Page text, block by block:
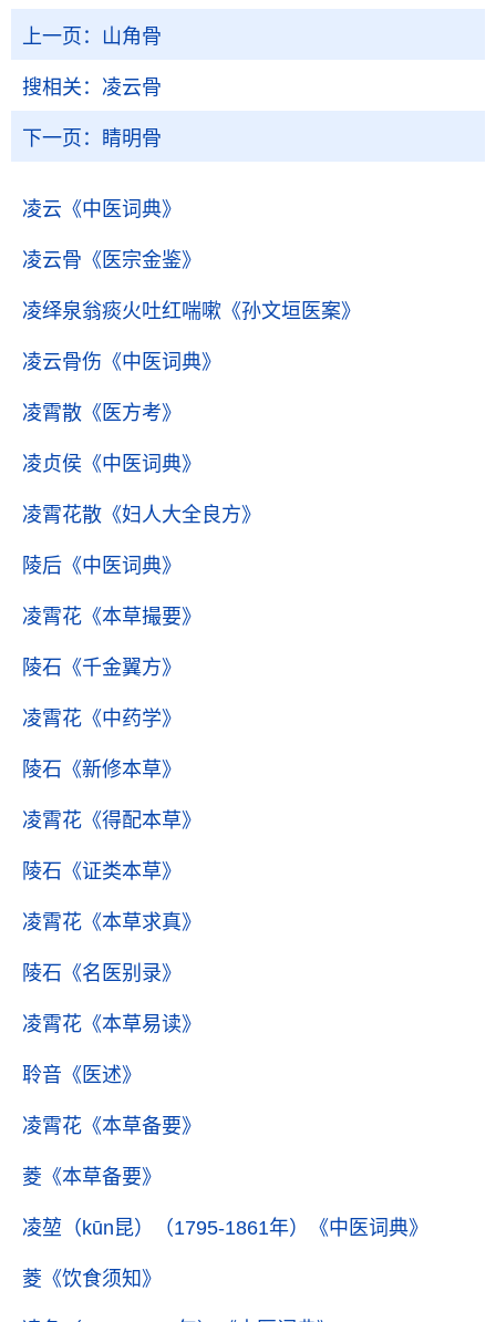
上一页： 山角骨
搜相关： 凌云骨
下一页： 睛明骨
凌云 《中医词典》
凌云骨 《医宗金鉴》
凌绎泉翁痰火吐红喘嗽 《孙文垣医案》
凌云骨伤 《中医词典》
凌霄散 《医方考》
凌贞侯 《中医词典》
凌霄花散 《妇人大全良方》
陵后 《中医词典》
凌霄花 《本草撮要》
陵石 《千金翼方》
凌霄花 《中药学》
陵石 《新修本草》
凌霄花 《得配本草》
陵石 《证类本草》
凌霄花 《本草求真》
陵石 《名医别录》
凌霄花 《本草易读》
聆音 《医述》
凌霄花 《本草备要》
菱 《本草备要》
凌堃（kūn昆）（1795-1861年） 《中医词典》
菱 《饮食须知》